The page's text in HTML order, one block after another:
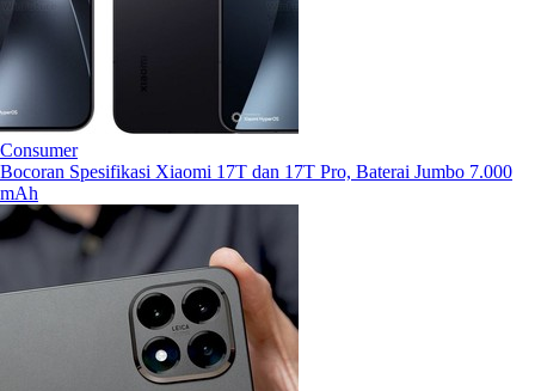
Consumer
Bocoran Spesifikasi Xiaomi 17T dan 17T Pro, Baterai Jumbo 7.000
mAh